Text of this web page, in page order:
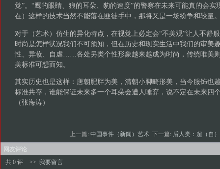
觉”。“鹰的眼睛、狼的耳朵、豹的速度”的警察在未来可能真的会实
在）这样的技术当然不能落在匪徒手中，那将又是一场纷争和较量
对于（艺术）仿生的异化特点，在视觉上必定会“不美观”让人不舒
时尚是怎样状况我们不可预知，但在历史和现实生活中我们的审美
性、异妆、自虐……各处另类个性形象越来越成为时尚，传统唯美
美标准可想而知。
其实历史也是这样：唐朝肥胖为美，清朝小脚畸形美，当今服饰也
标准共存，谁能保证未来多一个耳朵会遭人唾弃，说不定在未来四
（张海涛）
上一篇:中国事件（新闻）艺术 下一篇: 后人类：超（自
网友评论
共 0 评
>> 我要留言